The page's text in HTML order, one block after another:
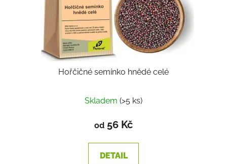
Hořčičné semínko hnědé celé
Skladem (>5 ks)
od 56 Kč
DETAIL